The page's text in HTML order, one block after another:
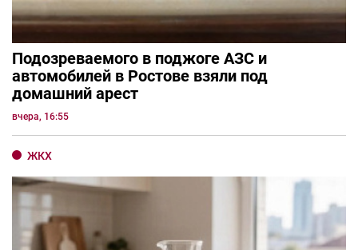
Подозреваемого в поджоге АЗС и
автомобилей в Ростове взяли под
домашний арест
вчера, 16:55
ЖКХ